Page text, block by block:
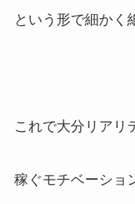
という形で細かく
これで大分リアリ
稼ぐモチベーショ